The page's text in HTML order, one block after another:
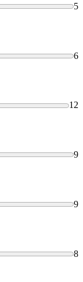
5
6
12
9
9
8